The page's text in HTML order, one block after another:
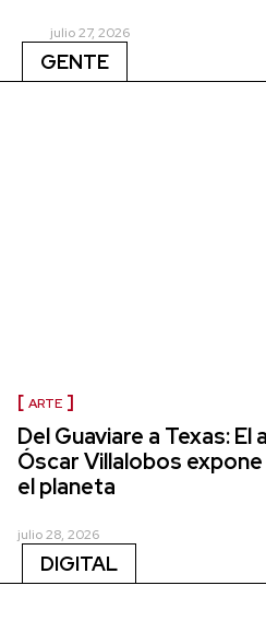
julio 27, 2026
GENTE
ARTE
Del Guaviare a Texas:
Óscar Villalobos
el planeta
julio 28, 2026
DIGITAL